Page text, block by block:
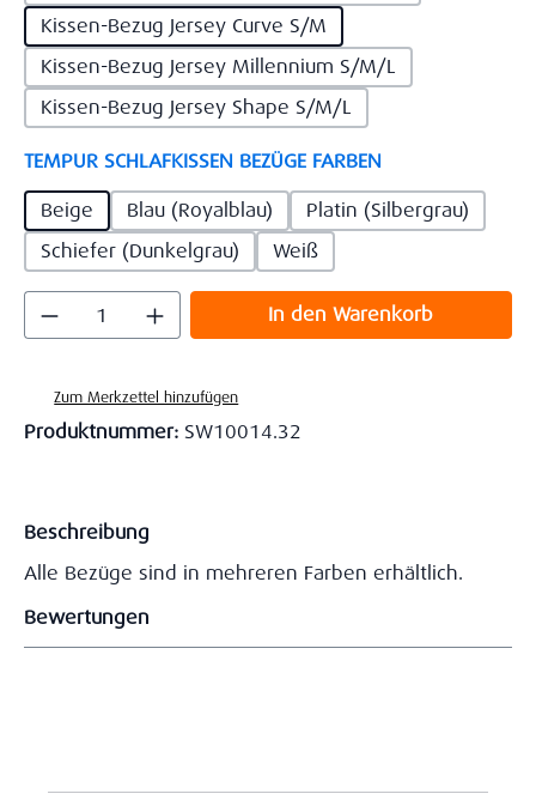
Kissen-Bezug Jersey Curve S/M
Kissen-Bezug Jersey Millennium S/M/L
Kissen-Bezug Jersey Shape S/M/L
TEMPUR SCHLAFKISSEN BEZÜGE FARBEN
Beige
Blau (Royalblau)
Platin (Silbergrau)
Schiefer (Dunkelgrau)
Weiß
Produkt Anzahl: Gib den gewünschten
In den Warenkorb
Zum Merkzettel hinzufügen
Produktnummer: SW10014.32
Beschreibung
Alle Bezüge sind in mehreren Farben erhältlich.
Bewertungen